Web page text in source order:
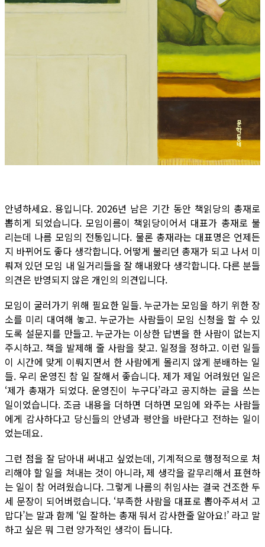
안녕하세요. 용입니다. 2026년 남은 기간 동안 책읽당의 총재로
뽑히게 되었습니다. 모임이름이 책읽당이어서 대표가 총재로 불
리는데 나름 모임의 전통입니다. 물론 총재라는 대표명은 언제든
지 바뀌어도 좋다 생각합니다. 어떻게 불리던 총재가 되고 나서 미
뤄져 있던 모임 내 일거리들을 잘 해내왔다 생각합니다. 다른 분들
의견은 반영되지 않은 개인의 의견입니다.
모임이 굴러가기 위해 필요한 일들. 누군가는 모임을 하기 위한 장
소를 미리 대여해 놓고. 누군가는 사람들이 모임 신청을 할 수 있
도록 설문지를 만들고. 누군가는 이상한 답변을 한 사람이 없는지
주시하고. 책을 발제해 줄 사람을 찾고. 일정을 정하고. 이런 일들
이 시간에 맞게 이뤄지면서 한 사람에게 몰리지 않게 분배하는 일
들. 우리 운영진 참 일 잘해서 좋습니다. 제가 제일 어려웠던 일은
‘제가 총재가 되었다. 운영진이 누구다’라고 공지하는 글을 쓰는
일이었습니다. 조금 내용을 더하면 더하면 모임에 와주는 사람들
에게 감사하다고 당신들의 안녕과 평안을 바란다고 전하는 일이
었는데요.
그런 점을 잘 담아내 써내고 싶었는데, 기계적으로 행정적으로 처
리해야 할 일을 쳐내는 것이 아니라, 제 생각을 갈무리해서 표현하
는 일이 참 어려웠습니다. 그렇게 나름의 취임사는 결국 건조한 두
세 문장이 되어버렸습니다. ‘부족한 사람을 대표로 뽑아주셔서 고
맙다’는 말과 함께 ‘일 잘하는 총재 둬서 감사한줄 알아요!’ 라고 말
하고 싶은 뭐 그런 양가적인 생각이 듭니다.